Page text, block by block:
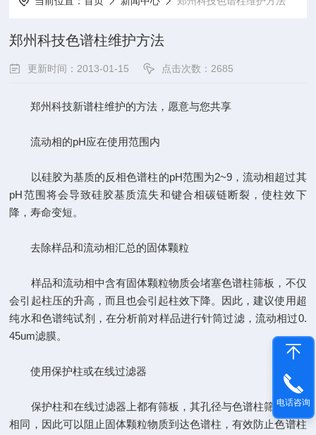
郑州科技色谱柱维护方法
更新时间：2013-01-15 点击次数：2685
郑州科技新谱柱维护的方法，愿意与您共享
流动相的pH应在使用范围内
以硅胶为基质的反相色谱柱的pH范围为2~9，流动相超过其
pH范围将会导致硅胶基质流失和键合相碳链断裂，使柱效下
降，寿命变短。
去除样品和流动相汇总的固体颗粒
样品和流动相中含有固体颗粒物质会堵塞色谱柱筛板，不仅
会引起柱压的升高，而且也会引起柱效下降。因此，建议使用超
纯水和色谱纯试剂，在分析前对样品进行针筒过滤，流动相过0.
45um滤膜。
使用保护柱或在线过滤器
保护柱和在线过滤器上都有筛板，其孔径与色谱柱筛板孔径
相同，因此可以阻止固体颗粒物质到达色谱柱，有效防止色谱柱
电话咨询